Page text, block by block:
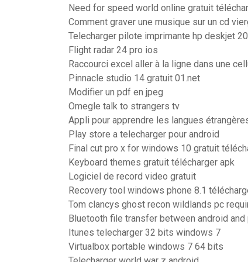
Need for speed world online gratuit
Comment graver une musique sur un cd
Telecharger pilote imprimante hp deskjet
Flight radar 24 pro ios
Raccourci excel aller à la ligne dans une
Pinnacle studio 14 gratuit 01.net
Modifier un pdf en jpeg
Omegle talk to strangers tv
Appli pour apprendre les langues
Play store a telecharger pour android
Final cut pro x for windows 10 gratuit
Keyboard themes gratuit télécharger apk
Logiciel de record video gratuit
Recovery tool windows phone 8.1
Tom clancys ghost recon wildlands pc
Bluetooth file transfer between android and
Itunes telecharger 32 bits windows 7
Virtualbox portable windows 7 64 bits